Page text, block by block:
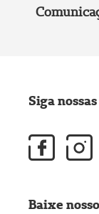
Siga
Baixe